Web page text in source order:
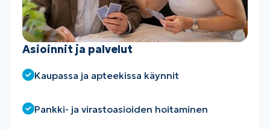
Asioinnit ja palvelut
Kaupassa ja apteekissa käynnit
Pankki- ja virastoasioiden hoitaminen